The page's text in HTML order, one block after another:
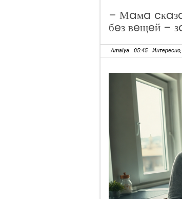
– Мaмa
бeз вeщeй –
Amalya 05:45 Интересно,